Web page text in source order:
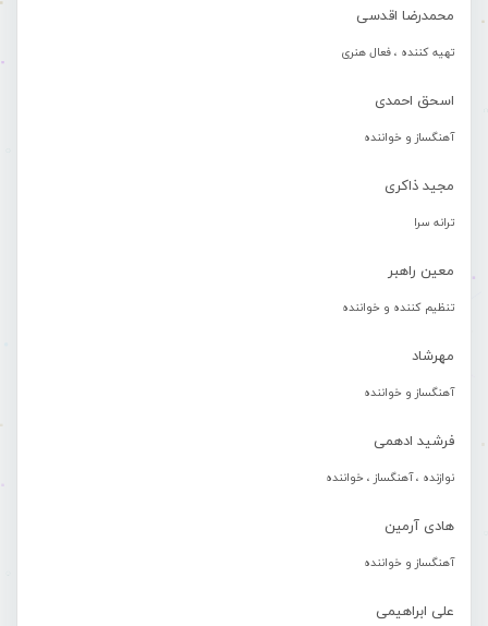
محمدرضا اقدسی
تهیه کننده ، فعال هنری
اسحق احمدی
آهنگساز و خواننده
مجید ذاکری
ترانه سرا
معین راهبر
تنظیم کننده و خواننده
مهرشاد
آهنگساز و خواننده
فرشید ادهمی
نوازنده ، آهنگساز ، خواننده
هادی آرمین
آهنگساز و خواننده
علی ابراهیمی